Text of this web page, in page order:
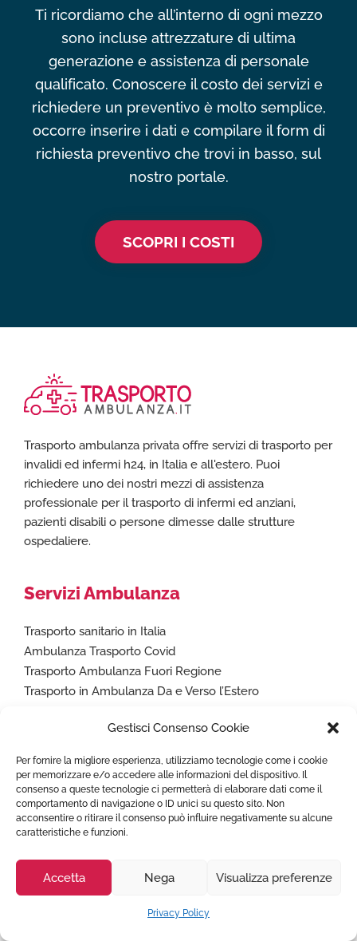
Gestisci Consenso Cookie
Per fornire la migliore esperienza, utilizziamo tecnologie come i cookie
per memorizzare e/o accedere alle informazioni del dispositivo. Il
consenso a queste tecnologie ci permetterà di elaborare dati come il
comportamento di navigazione o ID unici su questo sito. Non
acconsentire o ritirare il consenso può influire negativamente su alcune
caratteristiche e funzioni.
Accetta Nega Visualizza preferenze
Privacy Policy
Ti ricordiamo che all’interno di ogni mezzo
sono incluse attrezzature di ultima
generazione e assistenza di personale
qualificato. Conoscere il costo dei servizi e
richiedere un preventivo è molto semplice,
occorre inserire i dati e compilare il form di
richiesta preventivo che trovi in basso, sul
nostro portale.
SCOPRI I COSTI
Trasporto ambulanza privata offre servizi di trasporto per
invalidi ed infermi h24, in Italia e all'estero. Puoi
richiedere uno dei nostri mezzi di assistenza
professionale per il trasporto di infermi ed anziani,
pazienti disabili o persone dimesse dalle strutture
ospedaliere.
Servizi Ambulanza
Trasporto sanitario in Italia
Ambulanza Trasporto Covid
Trasporto Ambulanza Fuori Regione
Trasporto in Ambulanza Da e Verso l’Estero
Ambulanze per eventi sportivi e manifestazioni
Volo Sanitario
Naviga
Homepage
FAQ